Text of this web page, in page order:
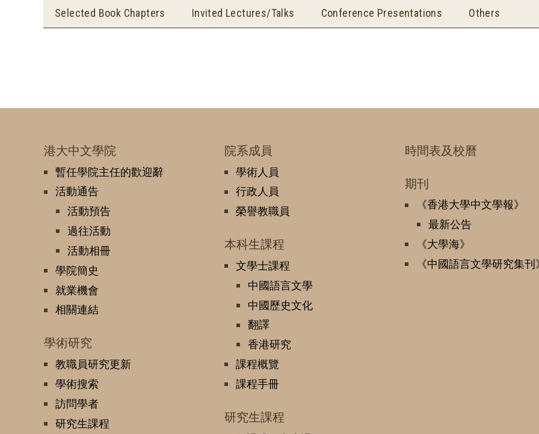
Selected Book Chapters Invited Lectures/Talks Conference Presentations Others
港大中文學院
暫任學院主任的歡迎辭
活動通告
活動預告
過往活動
活動相冊
學院簡史
就業機會
相關連結
學術研究
教職員研究更新
學術搜索
訪問學者
研究生課程
院系成員
學術人員
行政人員
榮譽教職員
本科生課程
文學士課程
中國語言文學
中國歷史文化
翻譯
香港研究
課程概覽
課程手冊
研究生課程
時間表及校曆
期刊
《香港大學中文學報》
最新公告
《大學海》
《中國語言文學研究集刊